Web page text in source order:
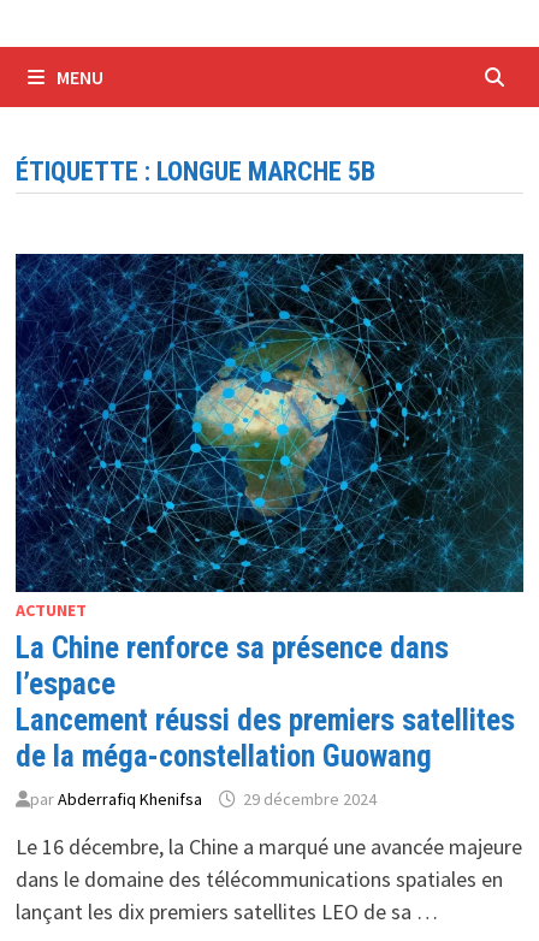
MENU
ÉTIQUETTE : LONGUE MARCHE 5B
ACTUNET
La Chine renforce sa présence dans
l’espace
Lancement réussi des premiers satellites
de la méga-constellation Guowang
parAbderrafiq Khenifsa 29 décembre 2024
Le 16 décembre, la Chine a marqué une avancée majeure
dans le domaine des télécommunications spatiales en
lançant les dix premiers satellites LEO de sa …